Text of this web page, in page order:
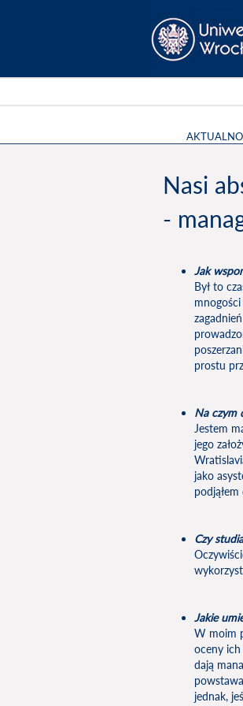
Nasi
-
Jak
Był to
prostu
Na czym
Jestem
jego
jako
Czy
Jakie
W moim
oceny ich
dają
jednak,